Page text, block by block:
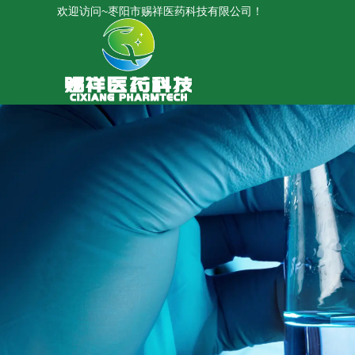
欢迎访问~枣阳市赐祥医药科技有限公司！